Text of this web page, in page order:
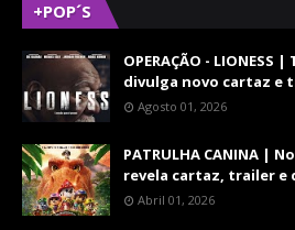
+POP´S
OPERAÇÃO -
divulga novo cartaz e
Agosto 01, 2026
PATRULHA CANINA |
revela cartaz, trailer e
Abril 01, 2026